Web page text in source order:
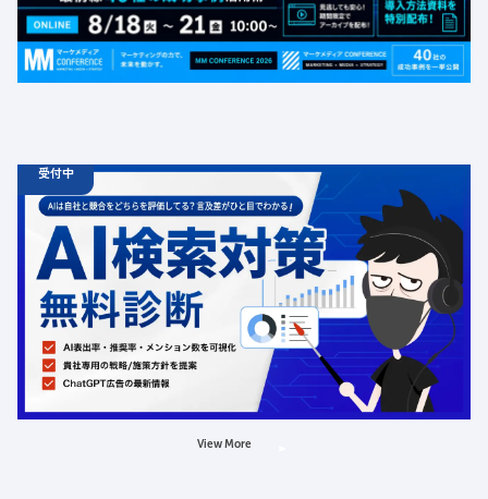
金額：無料
場所：オンライン
BtoB
受付中
診断
12.31 00:00
ChatGPT広告の最新動向・AI検索対策に関する無料相談
受付中
定員数：500名
金額：無料
場所：オンライン
LLMO 広告
View More